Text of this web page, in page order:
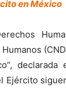
en México
declarada
Ejército